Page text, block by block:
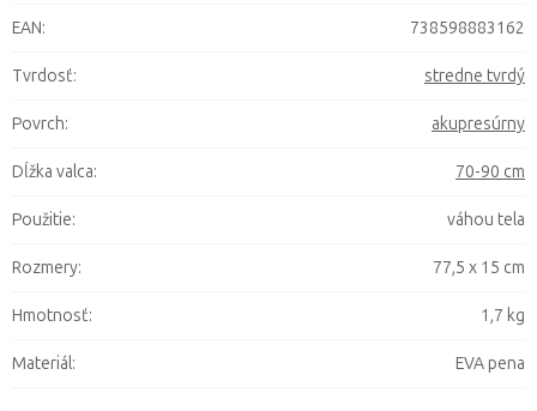
EAN: 738598883162
Tvrdosť: stredne tvrdý
Povrch: akupresúrny
Dĺžka valca: 70-90 cm
Použitie: váhou tela
Rozmery: 77,5 x 15 cm
Hmotnosť: 1,7 kg
Materiál: EVA pena